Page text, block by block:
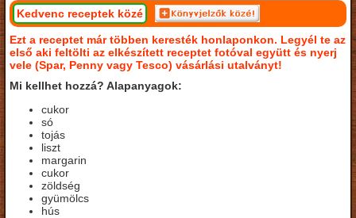
Kedvenc receptek közé
Ezt a receptet már többen keresték honlaponkon. Legyél te az
első aki feltölti az elkészített receptet fotóval együtt és nyerj
vele (Spar, Penny vagy Tesco) vásárlási utalványt!
Mi kellhet hozzá? Alapanyagok:
cukor
só
tojás
liszt
margarin
cukor
zöldség
gyümölcs
hús